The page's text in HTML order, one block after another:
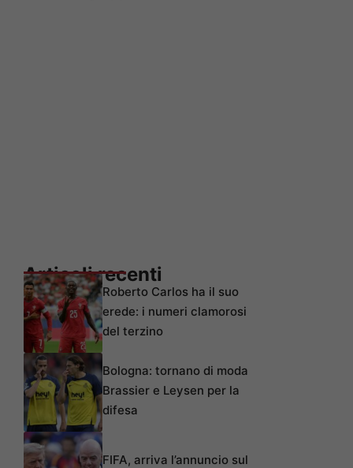
Articoli recenti
Roberto Carlos ha il suo
erede: i numeri clamorosi
del terzino
Bologna: tornano di moda
Brassier e Leysen per la
difesa
FIFA, arriva l’annuncio sul